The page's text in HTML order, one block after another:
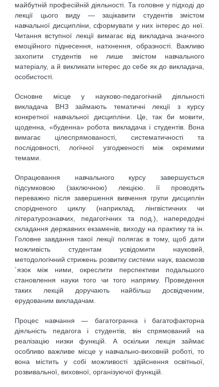
майбутній професійній діяльності. Та головне у підході до
лекції цього виду — зацікавити студентів змістом
навчальної дисципліни, сформувати у них інтерес до неї.
Читання вступної лекції вимагає від викладача значного
емоційного піднесення, натхнення, образності. Важливо
захопити студентів не лише змістом навчального
матеріалу, а й викликати інтерес до себе як до викладача,
особистості.
Основне місце у науково-педагогічній діяльності
викладача ВНЗ займають тематичні лекції з курсу
конкретної навчальної дисципліни. Це, так би мовити,
щоденна, «буденна» робота викладача і студентів. Вона
вимагає цілеспрямованості, систематичності та
послідовності, логічної узгодженості між окремими
темами.
Опрацювання навчального курсу завершується
підсумковою (заключною) лекцією. її проводять
переважно після завершення вивчення групи дисциплін
спорідненого циклу (наприклад, лінгвістичних чи
літературознавчих, педагогічних та под.), напередодні
складання державних екзаменів, виходу на практику та ін.
Головне завдання такої лекції полягає в тому, щоб дати
можливість студентам усвідомити науковий,
методологічний стрижень розвитку системи наук, взаємозв
´язок між ними, окреслити перспективи подальшого
становлення науки того чи того напряму. Проведення
таких лекцій доручають найбільш досвідченим,
ерудованим викладачам.
Процес навчання — багатогранна і багатофакторна
діяльність педагога і студентів, він спрямований на
реалізацію низки функцій. А оскільки лекція займає
особливо важливе місце у навчально-виховній роботі, то
вона містить у собі можливості здійснення освітньої,
розвивальної, виховної, організуючої функцій.